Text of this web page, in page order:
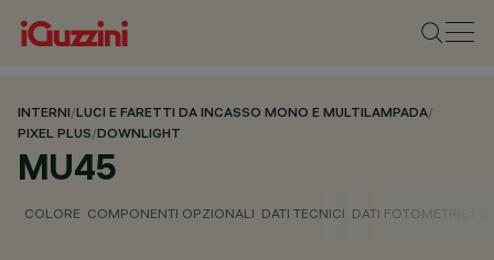
INTERNI/LUCI E FARETTI DA INCASSO MONO E MULTILAMPADA/
PIXEL PLUS/DOWNLIGHT
MU45
COLORE COMPONENTI OPZIONALI DATI TECNICI DATI FOTOMETRICI